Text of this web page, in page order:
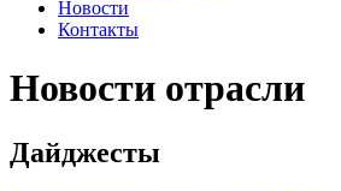
Новости
Контакты
Новости отрасли
Дайджесты